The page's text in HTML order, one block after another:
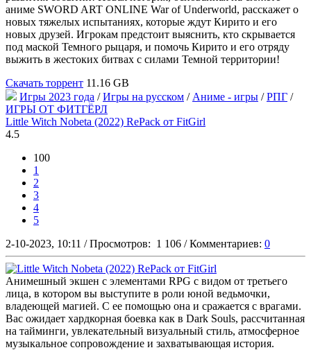
аниме SWORD ART ONLINE War of Underworld, расскажет о
новых тяжелых испытаниях, которые ждут Кирито и его
новых друзей. Игрокам предстоит выяснить, кто скрывается
под маской Темного рыцаря, и помочь Кирито и его отряду
выжить в жестоких битвах с силами Темной территории!
Скачать торрент 11.16 GB
Игры 2023 года /Игры на русском / Аниме - игры /РПГ /
ИГРЫ ОТ ФИТГЁРЛ
Little Witch Nobeta (2022) RePack от FitGirl
4.5
100
1
2
3
4
5
2-10-2023, 10:11 / Просмотров: 1 106 / Комментариев: 0
Анимешный экшен с элементами RPG с видом от третьего
лица, в котором вы выступите в роли юной ведьмочки,
владеющей магией. С ее помощью она и сражается с врагами.
Вас ожидает хардкорная боевка как в Dark Souls, рассчитанная
на тайминги, увлекательный визуальный стиль, атмосферное
музыкальное сопровождение и захватывающая история.